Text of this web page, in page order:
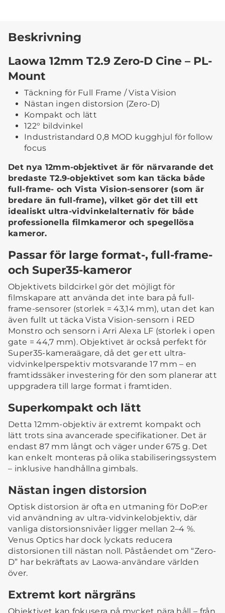
Beskrivning
Laowa 12mm T2.9 Zero-D Cine – PL-
Mount
Täckning för Full Frame / Vista Vision
Nästan ingen distorsion (Zero-D)
Kompakt och lätt
122° bildvinkel
Industristandard 0,8 MOD kugghjul för follow
focus
Det nya 12mm-objektivet är för närvarande det
bredaste T2.9-objektivet som kan täcka både
full-frame- och Vista Vision-sensorer (som är
bredare än full-frame), vilket gör det till ett
idealiskt ultra-vidvinkelalternativ för både
professionella filmkameror och spegellösa
kameror.
Passar för large format-, full-frame-
och Super35-kameror
Objektivets bildcirkel gör det möjligt för
filmskapare att använda det inte bara på full-
frame-sensorer (storlek = 43,14 mm), utan det kan
även fullt ut täcka Vista Vision-sensorn i RED
Monstro och sensorn i Arri Alexa LF (storlek i open
gate = 44,7 mm). Objektivet är också perfekt för
Super35-kameraägare, då det ger ett ultra-
vidvinkelperspektiv motsvarande 17 mm – en
framtidssäker investering för den som planerar att
uppgradera till large format i framtiden.
Superkompakt och lätt
Detta 12mm-objektiv är extremt kompakt och
lätt trots sina avancerade specifikationer. Det är
endast 87 mm långt och väger under 675 g. Det
kan enkelt monteras på olika stabiliseringssystem
– inklusive handhållna gimbals.
Nästan ingen distorsion
Optisk distorsion är ofta en utmaning för DoP:er
vid användning av ultra-vidvinkelobjektiv, där
vanliga distorsionsnivåer ligger mellan 2–4 %.
Venus Optics har dock lyckats reducera
distorsionen till nästan noll. Påståendet om “Zero-
D” har bekräftats av Laowa-användare världen
över.
Extremt kort närgräns